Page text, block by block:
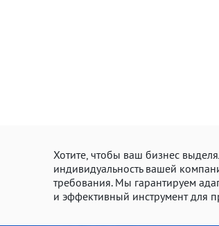
Хотите, чтобы ваш бизнес
индивидуальность вашей
требования. Мы гарантируем
и эффективный инструмент для